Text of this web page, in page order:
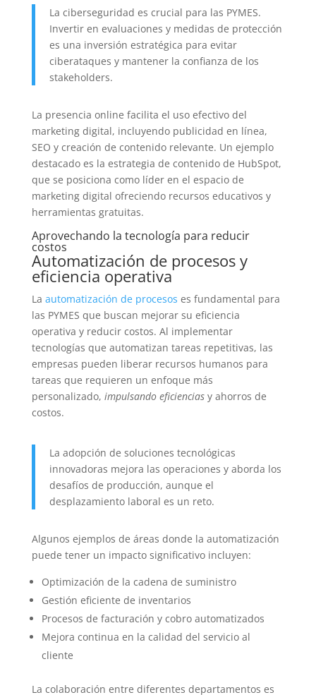
La ciberseguridad es crucial para las PYMES.
Invertir en evaluaciones y medidas de protección
es una inversión estratégica para evitar
ciberataques y mantener la confianza de los
stakeholders.
La presencia online facilita el uso efectivo del
marketing digital, incluyendo publicidad en línea,
SEO y creación de contenido relevante. Un ejemplo
destacado es la estrategia de contenido de HubSpot,
que se posiciona como líder en el espacio de
marketing digital ofreciendo recursos educativos y
herramientas gratuitas.
Aprovechando la tecnología para reducir
costos
Automatización de procesos y
eficiencia operativa
La automatización de procesos es fundamental para
las PYMES que buscan mejorar su eficiencia
operativa y reducir costos. Al implementar
tecnologías que automatizan tareas repetitivas, las
empresas pueden liberar recursos humanos para
tareas que requieren un enfoque más
personalizado, impulsando eficienciasy ahorros de
costos.
La adopción de soluciones tecnológicas
innovadoras mejora las operaciones y aborda los
desafíos de producción, aunque el
desplazamiento laboral es un reto.
Algunos ejemplos de áreas donde la automatización
puede tener un impacto significativo incluyen:
Optimización de la cadena de suministro
Gestión eficiente de inventarios
Procesos de facturación y cobro automatizados
Mejora continua en la calidad del servicio al
cliente
La colaboración entre diferentes departamentos es